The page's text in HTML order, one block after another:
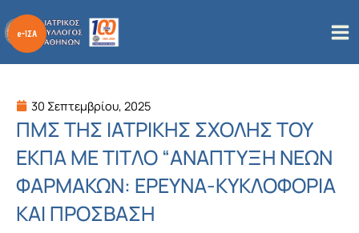
στο
περιεχόμενο
30 Σεπτεμβρίου, 2025
ΠΜΣ ΤΗΣ ΙΑΤΡΙΚΗΣ ΣΧΟΛΗΣ ΤΟΥ
ΕΚΠΑ ΜΕ ΤΙΤΛΟ “ΑΝΑΠΤΥΞΗ ΝΕΩΝ
ΦΑΡΜΑΚΩΝ: ΕΡΕΥΝΑ-ΚΥΚΛΟΦΟΡΙΑ
ΚΑΙ ΠΡΟΣΒΑΣΗ